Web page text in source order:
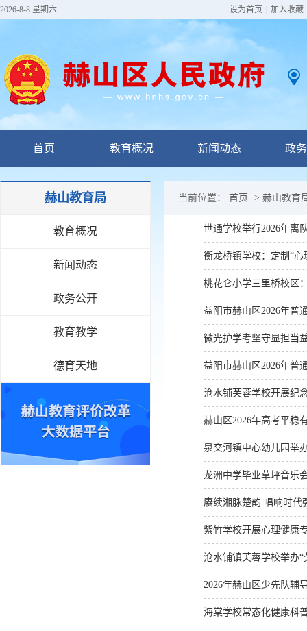
2026-8-8 星期六 设为首页 加入收藏
首页 教育概况 新闻动态 政
赫山教育局
教育概况
新闻动态
政务公开
教育教学
德育天地
当前位置： 首页 > 赫山教育
世通学校举行2026年离
衡龙桥镇学校：定制“心
桃花仑小学三里桥校区
益阳市赫山区2026年普
微光护学考坚守显担当
益阳市赫山区2026年普
沧水铺芙蓉学校开展纪
赫山区2026年高考平稳
泉交河镇中心幼儿园举
龙洲中学毕业草坪音乐
赓续湘脉楚韵 唱响时
紫竹学校开展心理健康
沧水铺镇芙蓉学校举办
2026年赫山区少先队辅
海棠学校常态化健康科